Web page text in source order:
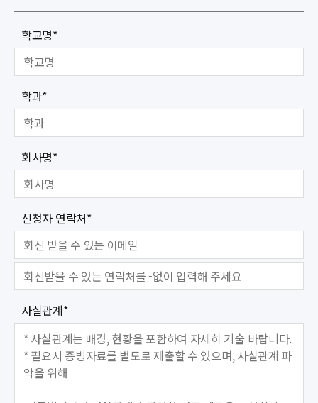
학교명*
학과*
회사명*
신청자 연락처*
사실관계*